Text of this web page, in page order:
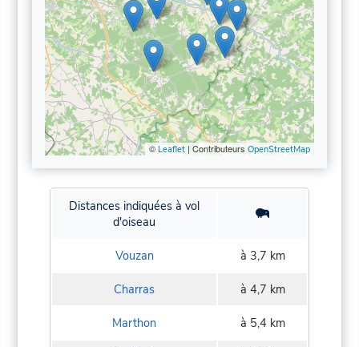
© Leaflet| Contributeurs OpenStreetMap
Distances indiquées à vol
d'oiseau
Vouzan à 3,7 km
Charras à 4,7 km
Marthon à 5,4 km